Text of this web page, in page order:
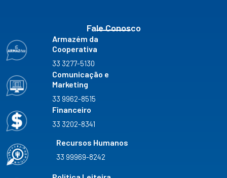
Fale Conosco
Armazém da
Cooperativa
33 3277-5130
Comunicação e
Marketing
33 9962-8515
Financeiro
33 3202-8341
Recursos Humanos
33 99969-8242